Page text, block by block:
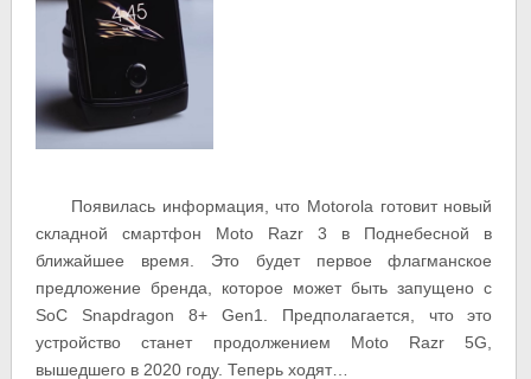
Появилась информация, что Motorola готовит новый
складной смартфон Moto Razr 3 в Поднебесной в
ближайшее время. Это будет первое флагманское
предложение бренда, которое может быть запущено с
SoC Snapdragon 8+ Gen1. Предполагается, что это
устройство станет продолжением Moto Razr 5G,
вышедшего в 2020 году. Теперь ходят…